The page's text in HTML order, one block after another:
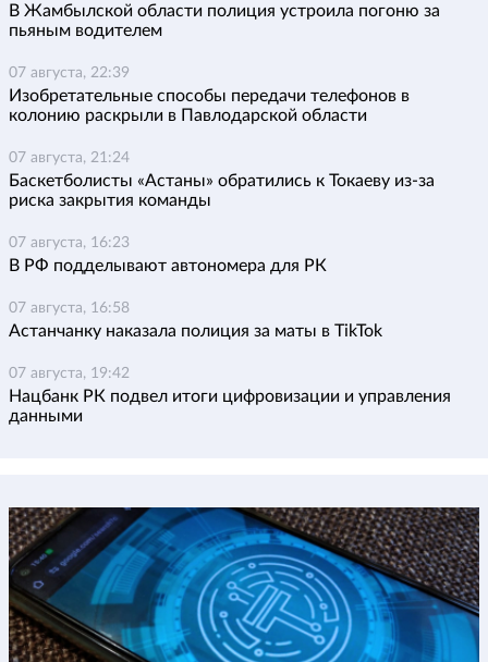
В Жамбылской области полиция устроила погоню за
пьяным водителем
07 августа, 22:39
Изобретательные способы передачи телефонов в
колонию раскрыли в Павлодарской области
07 августа, 21:24
Баскетболисты «Астаны» обратились к Токаеву из-за
риска закрытия команды
07 августа, 16:23
В РФ подделывают автономера для РК
07 августа, 16:58
Астанчанку наказала полиция за маты в TikTok
07 августа, 19:42
Нацбанк РК подвел итоги цифровизации и управления
данными